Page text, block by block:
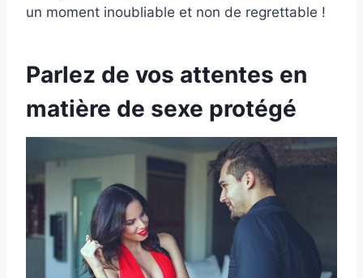
un moment inoubliable et non de regrettable !
Parlez de vos attentes en
matière de sexe protégé